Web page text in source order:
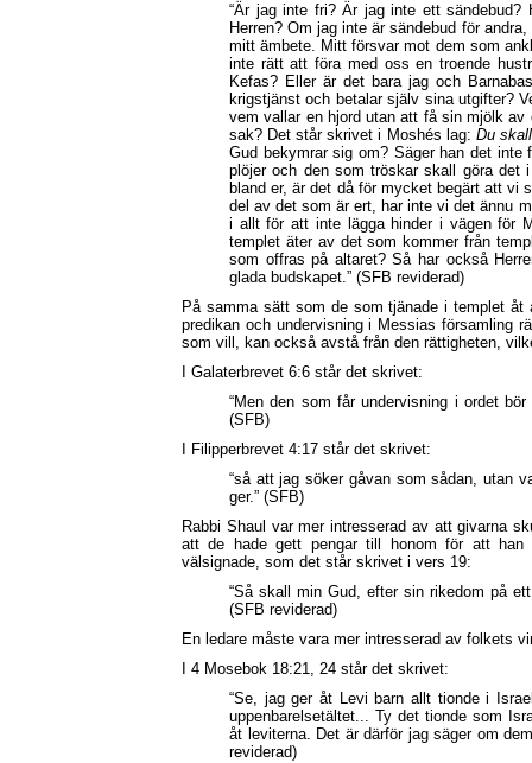
“Är jag inte fri? Är jag inte ett
Herren? Om jag inte är sändebud för
mitt ämbete. Mitt försvar mot dem som
inte rätt att föra med oss en troende
Kefas? Eller är det bara jag och
krigstjänst och betalar själv sina utgifter?
vem vallar en hjord utan att få sin mjölk
sak? Det står skrivet i Moshés lag: Du
Gud bekymrar sig om? Säger han det
plöjer och den som tröskar skall göra
bland er, är det då för mycket begärt att vi
del av det som är ert, har inte vi det ännu
i allt för att inte lägga hinder i vägen för
templet äter av det som kommer från
som offras på altaret? Så har också
glada budskapet.” (SFB reviderad)
På samma sätt som de som tjänade i templet
predikan och undervisning i Messias församling
som vill, kan också avstå från den rättigheten,
I Galaterbrevet 6:6 står det skrivet:
“Men den som får undervisning i ordet
(SFB)
I Filipperbrevet 4:17 står det skrivet:
“så att jag söker gåvan som sådan, utan
ger.” (SFB)
Rabbi Shaul var mer intresserad av att givarna
att de hade gett pengar till honom för att
välsignade, som det står skrivet i vers 19:
“Så skall min Gud, efter sin rikedom på
(SFB reviderad)
En ledare måste vara mer intresserad av folkets
I 4 Mosebok 18:21, 24 står det skrivet:
“Se, jag ger åt Levi barn allt tionde i
uppenbarelsetältet... Ty det tionde som
åt leviterna. Det är därför jag säger om
reviderad)